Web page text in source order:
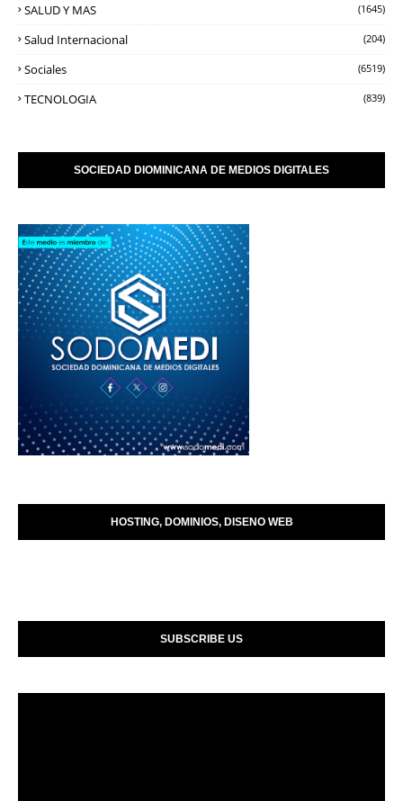
SALUD Y MAS (1645)
Salud Internacional (204)
Sociales (6519)
TECNOLOGIA (839)
SOCIEDAD DIOMINICANA DE MEDIOS DIGITALES
HOSTING, DOMINIOS, DISENO WEB
SUBSCRIBE US